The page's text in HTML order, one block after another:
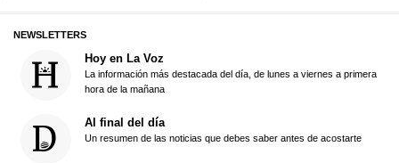
NEWSLETTERS
Hoy en La Voz
La información más destacada del día, de lunes a viernes a primera
hora de la mañana
Al final del día
Un resumen de las noticias que debes saber antes de acostarte